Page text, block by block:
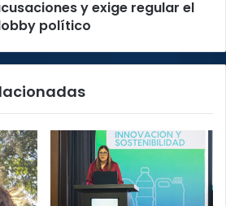
y exige regular el
político